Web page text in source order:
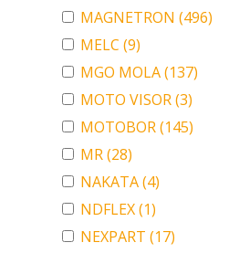
MAGNETRON (496)
MELC (9)
MGO MOLA(137)
MOTO VISOR(3)
MOTOBOR(145)
MR(28)
NAKATA(4)
NDFLEX(1)
NEXPART (17)